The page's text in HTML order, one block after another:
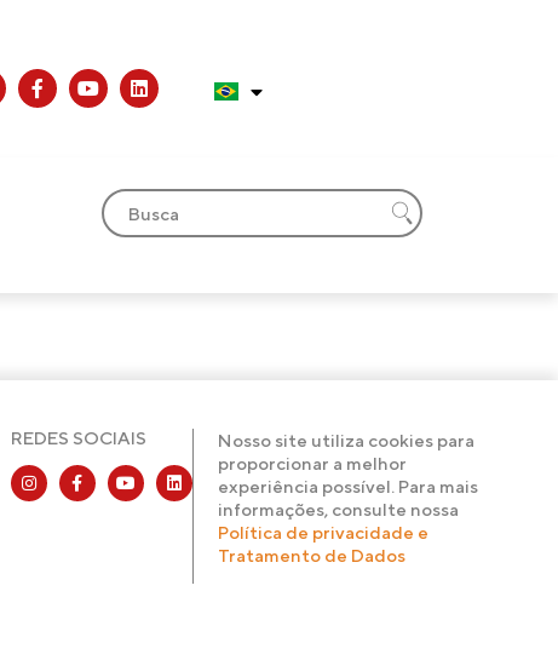
REDES SOCIAIS
Nosso site utiliza cookies para
proporcionar a melhor
experiência possível. Para mais
informações, consulte nossa
Política de privacidade e
Tratamento de Dados